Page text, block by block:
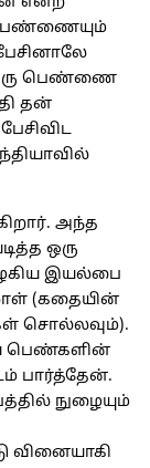
ஒரு பெண்ணை
தன்
அந்த
ஒரு
இயல்பை
(கதையின்
சொல்லவும்).
பெண்களின்
பார்த்தேன்.
நுழையும்
வினையாகி